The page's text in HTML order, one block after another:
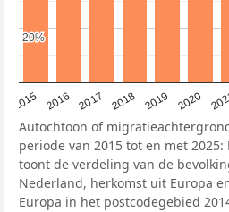
2015 2016 2017 2018 2019 2020
20%
20%
Autochtoon of
periode van 2015 tot en met
toont de verdeling van de
Nederland, herkomst uit Europa
Europa in het postcodegebied